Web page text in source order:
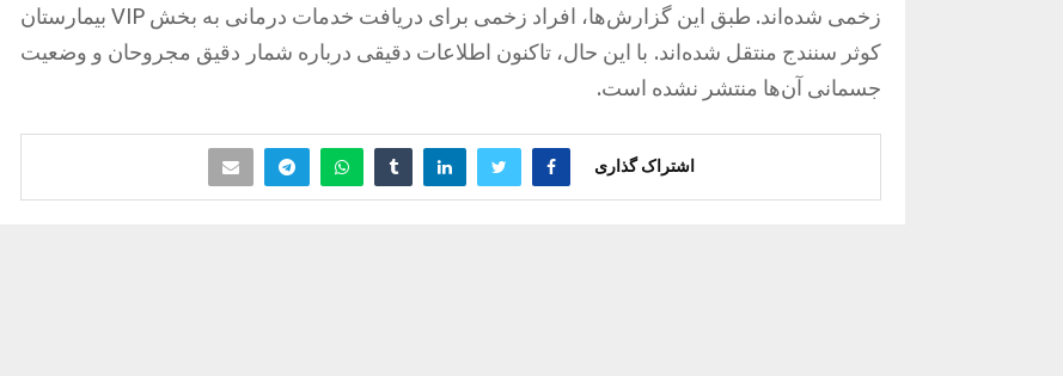
زخمی شده‌اند. طبق این گزارش‌ها، افراد زخمی برای دریافت خدمات درمانی به بخش VIP بیمارستان
کوثر سنندج منتقل شده‌اند. با این حال، تاکنون اطلاعات دقیقی درباره شمار دقیق مجروحان و وضعیت
جسمانی آن‌ها منتشر نشده است.
اشتراک گذاری